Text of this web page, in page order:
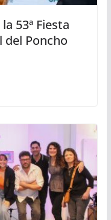
53ª Fiesta
del Poncho